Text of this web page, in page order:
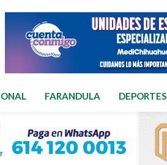
FARANDULA DEPORTES